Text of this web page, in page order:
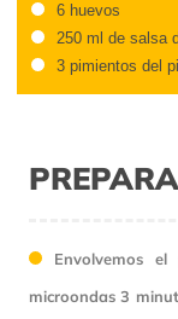
6 huevos
250 ml de salsa
3 pimientos del
Envolvemos
microondas 3